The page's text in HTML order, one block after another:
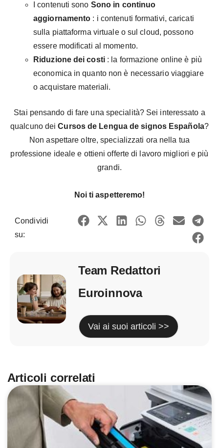
I contenuti sono Sono in continuo
aggiornamento : i contenuti formativi, caricati
sulla piattaforma virtuale o sul cloud, possono
essere modificati al momento.
Riduzione dei costi: la formazione online è più
economica in quanto non è necessario viaggiare
o acquistare materiali.
Stai pensando di fare una specialità? Sei interessato a
qualcuno dei Cursos de Lengua de signos Española?
Non aspettare oltre, specializzati ora nella tua
professione ideale e ottieni offerte di lavoro migliori e più
grandi.
Noi ti aspetteremo!
Condividi
su:
Team Redattori
Euroinnova
Vai ai suoi articoli >>
Articoli correlati